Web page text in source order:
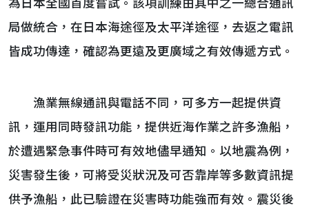
為日本全國首度嘗試。該項訓練由其中之一總合通訊
局做統合，在日本海途徑及太平洋途徑，去返之電訊
皆成功傳達，確認為更遠及更廣域之有效傳遞方式。
漁業無線通訊與電話不同，可多方一起提供資
訊，運用同時發訊功能，提供近海作業之許多漁船，
於遭遇緊急事件時可有效地儘早通知。以地震為例，
災害發生後，可將受災狀況及可否靠岸等多數資訊提
供予漁船，此已驗證在災害時功能強而有效。震災後